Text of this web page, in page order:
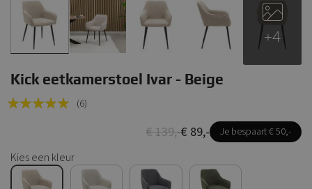
+4
Kick eetkamerstoel Ivar - Beige
Rating:
(6)
Je bespaart € 50,-
€ 89,-
€ 139,-
Kies een kleur